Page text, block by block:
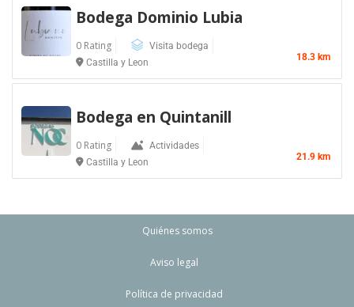
Bodega Dominio Lubia
0 Rating
Visita bodega
Castilla y Leon
18.3 km
Bodega en Quintanill
0 Rating
Actividades
Castilla y Leon
21.9 km
Quiénes somos
Aviso legal
Política de privacidad